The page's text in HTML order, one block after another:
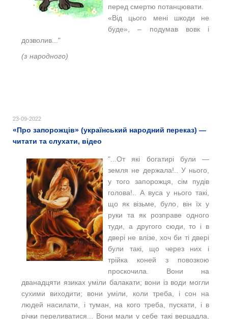
перед смертю потанцювати.
«Від цього мені шкоди не
буде», – подумав вовк і
дозволив..."
(з народного)
23-09-2022
«Про запорожців» (український народний переказ) —
читати та слухати, відео
"...От які богатирі були —
земля не держала!.. У нього,
у того запорожця, сім пудів
голова!.. А вуса у нього такі,
що як візьме, було, він їх у
руки та як розправе одного
туди, а другого сюди, то і в
двері не влізе, хоч би ті двері
були такі, що через них і
трійка коней з повозкою
проскочила. Вони на
дванадцяти язиках уміли балакати; вони із води могли
сухими виходити; вони уміли, коли треба, і сон на
людей насилати, і туман, на кого треба, пускати, і в
річки переливатися... Вони мали у себе такі верцадла,